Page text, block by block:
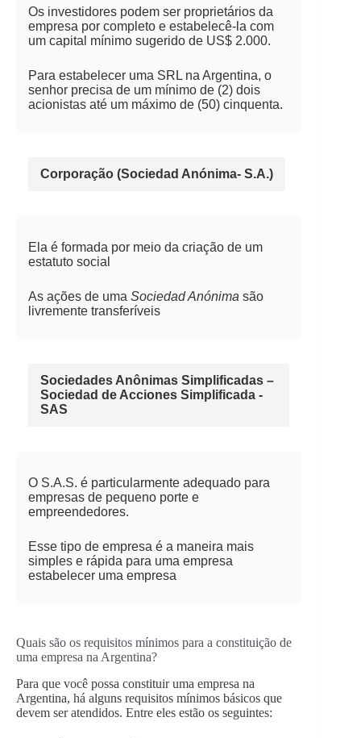
Os investidores podem ser proprietários da
empresa por completo e estabelecê-la com
um capital mínimo sugerido de US$ 2.000.
Para estabelecer uma SRL na Argentina, o
senhor precisa de um mínimo de (2) dois
acionistas até um máximo de (50) cinquenta.
Corporação (Sociedad Anónima- S.A.)
Ela é formada por meio da criação de um
estatuto social
As ações de uma Sociedad Anónima são
livremente transferíveis
Sociedades Anônimas Simplificadas –
Sociedad de Acciones Simplificada -
SAS
O S.A.S. é particularmente adequado para
empresas de pequeno porte e
empreendedores.
Esse tipo de empresa é a maneira mais
simples e rápida para uma empresa
estabelecer uma empresa
Quais são os requisitos mínimos para a constituição de
uma empresa na Argentina?
Para que você possa constituir uma empresa na
Argentina, há alguns requisitos mínimos básicos que
devem ser atendidos. Entre eles estão os seguintes: